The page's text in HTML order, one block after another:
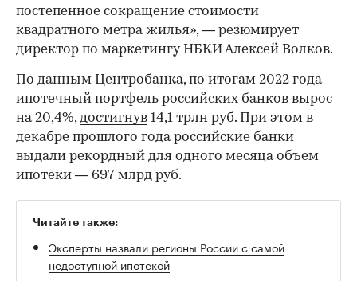
постепенное сокращение стоимости
квадратного метра жилья», — резюмирует
директор по маркетингу НБКИ Алексей Волков.
По данным Центробанка, по итогам 2022 года
ипотечный портфель российских банков вырос
на 20,4%,достигнув 14,1 трлн руб. При этом в
декабре прошлого года российские банки
выдали рекордный для одного месяца объем
ипотеки — 697 млрд руб.
Читайте также:
Эксперты назвали регионы России с самой
недоступной ипотекой